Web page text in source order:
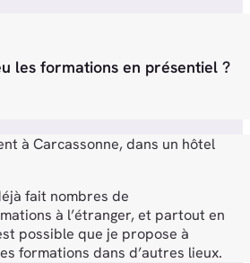
les formations en présentiel ?
à Carcassonne, dans un hôtel
fait nombres de
à l’étranger, et partout en
possible que je propose à
formations dans d’autres lieux.